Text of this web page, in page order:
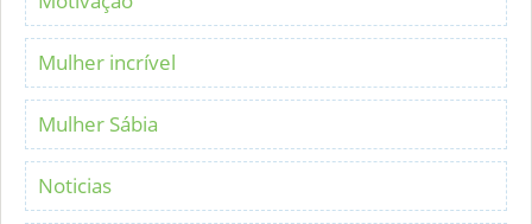
Mulher incrível
Mulher Sábia
Noticias